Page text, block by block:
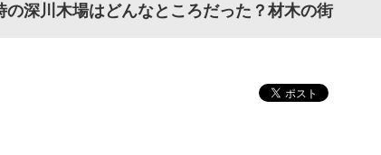
の深川木場はどんなところだった？材木の街